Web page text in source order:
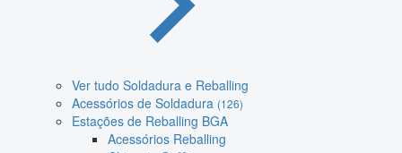
Ver tudo Soldadura e Reballing
Acessórios de Soldadura (126)
Estações de Reballing BGA
Acessórios Reballing